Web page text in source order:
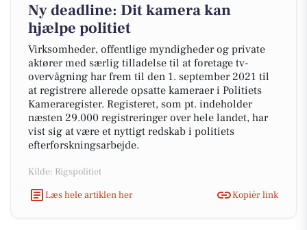
Ny deadline: Dit kamera kan
hjælpe politiet
Virksomheder, offentlige myndigheder og private
aktører med særlig tilladelse til at foretage tv-
overvågning har frem til den 1. september 2021 til
at registrere allerede opsatte kameraer i Politiets
Kameraregister. Registeret, som pt. indeholder
næsten 29.000 registreringer over hele landet, har
vist sig at være et nyttigt redskab i politiets
efterforskningsarbejde.
Kilde: Rigspolitiet
Læs hele artiklen her
Kopiér link